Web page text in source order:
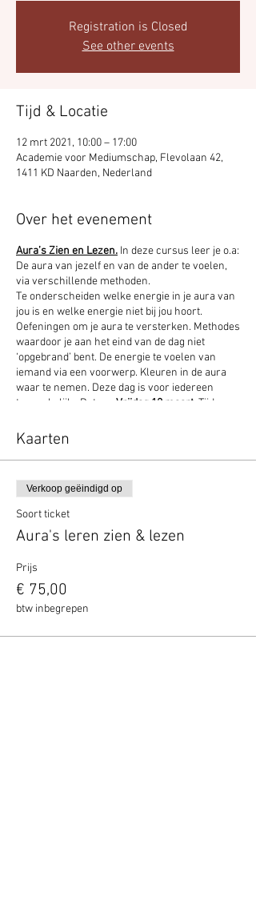
Registration is Closed
See other events
Tijd & Locatie
12 mrt 2021, 10:00 – 17:00
Academie voor Mediumschap, Flevolaan 42,
1411 KD Naarden, Nederland
Over het evenement
Aura’s Zien en Lezen. In deze cursus leer je o.a:
De aura van jezelf en van de ander te voelen,
via verschillende methoden.
Te onderscheiden welke energie in je aura van
jou is en welke energie niet bij jou hoort.
Oefeningen om je aura te versterken. Methodes
waardoor je aan het eind van de dag niet
‘opgebrand’ bent. De energie te voelen van
iemand via een voorwerp. Kleuren in de aura
waar te nemen. Deze dag is voor iedereen
toegankelijk. Datum: Vrijdag 12 maart. Tijden:
Kaarten
Verkoop geëindigd op
Soort ticket
Aura's leren zien & lezen
Prijs
€ 75,00
btw inbegrepen